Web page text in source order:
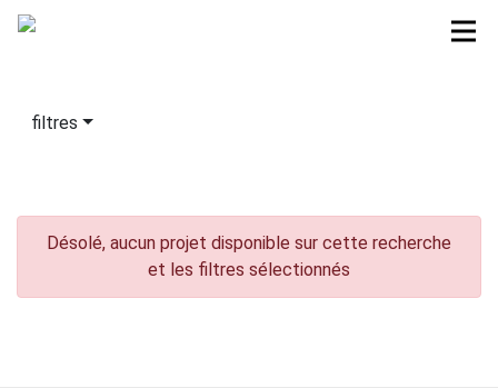
filtres
Désolé, aucun projet disponible sur cette recherche
et les filtres sélectionnés